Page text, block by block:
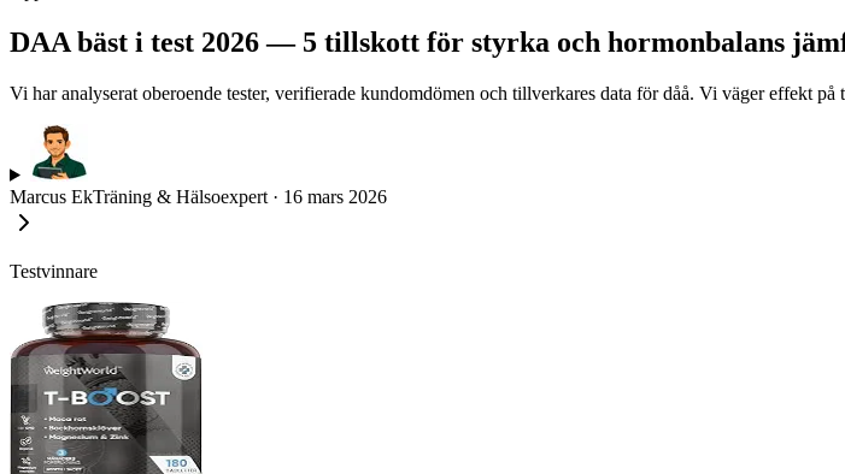
DAA bäst i test 2026 — 5 tillskott för styrka och hormonbalans
Vi har analyserat oberoende tester, verifierade kundomdömen och tillverkares data för dåå. Vi väger effekt
Marcus EkTräning & Hälsoexpert · 16 mars 2026
Testvinnare